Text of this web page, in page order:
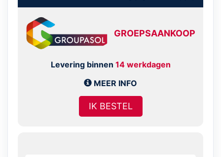
GROEPSAANKOOP
Levering binnen 14 werkdagen
MEER INFO
IK BESTEL